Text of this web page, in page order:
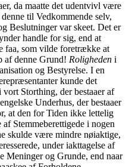
da maatte det udentvivl være
til Vedkommende selv,
Beslutninger var skeet. Det er
handle for sig, end at
faa, som vilde foretrække at
af denne Grund! Roligheden i
og Bestyrelse. I en
kunde det
Storthing, der bestaaer af
Underhus, der bestaaer
at den for Tiden ikke lettelig
Stemmeberettigede i nogen
skulde være mindre nøiaktige,
under iakttagelse af
Meninger og Grunde, end naar